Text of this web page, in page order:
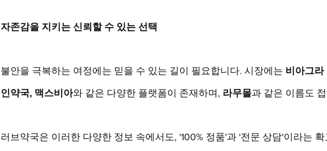
자존감을 지키는 신뢰할 수 있는 선택
불안을 극복하는 여정에는 믿을 수 있는 길이 필요합니다. 시장에는 비아그라
인약국, 맥스비아와 같은 다양한 플랫폼이 존재하며, 라무몰과 같은 이름도
러브약국은 이러한 다양한 정보 속에서도, '100% 정품'과 '전문 상담'이라는